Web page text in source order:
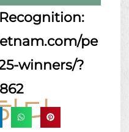
pe
winners/?
다